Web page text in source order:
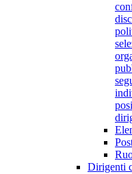
Dirigenti